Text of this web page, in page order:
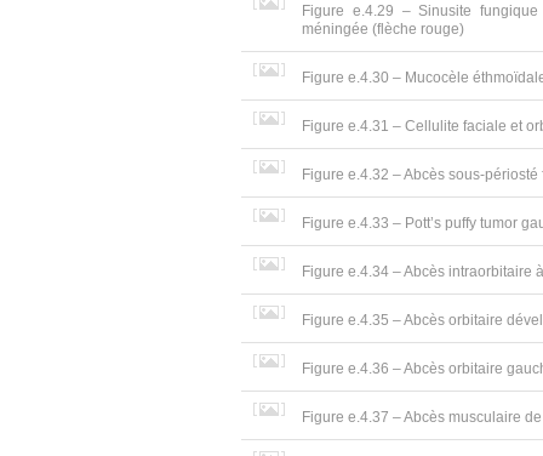
Figure e.4.29 – Sinusite
méningée (flèche rouge)
Figure e.4.30 – Mucocèle
Figure e.4.31 – Cellulite faciale et
Figure e.4.32 – Abcès sous-
Figure e.4.33 – Pott’s puffy tumor
Figure e.4.34 – Abcès
Figure e.4.35 – Abcès orbitaire
Figure e.4.36 – Abcès orbitaire
Figure e.4.37 – Abcès musculaire